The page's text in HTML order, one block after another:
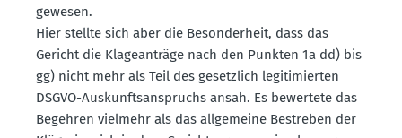
gewesen.
Hier stellte sich aber die Beson­derheit, dass das
Gericht die Klage­an­träge nach den Punkten 1a dd) bis
gg) nicht mehr als Teil des gesetzlich legiti­mierten
DSGVO-Auskunfts­an­spruchs ansah. Es bewertete das
Begehren vielmehr als das allge­meine Bestreben der